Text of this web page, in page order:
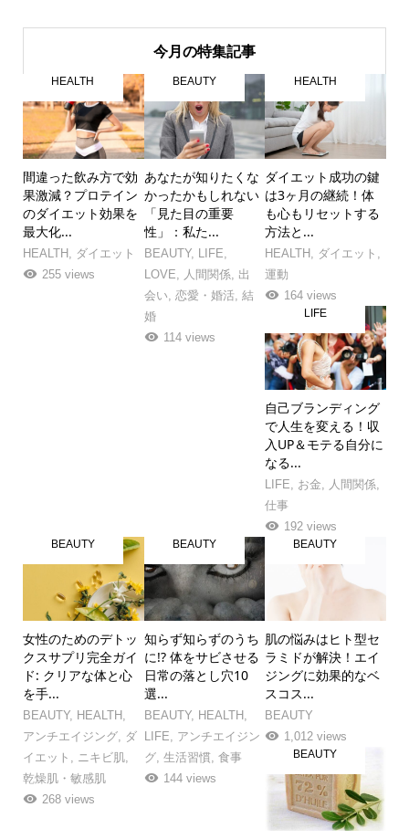
今月の特集記事
間違った飲み方で効
果激減？プロテイン
のダイエット効果を
最大化...
HEALTH,
ダイエット
255 views
HEALTH
あなたが知りたくな
かったかもしれない
「見た目の重要
性」：私た...
BEAUTY, LIFE
LOVE
人間関係
出
会い 恋愛・婚活, 結
婚
114 views
BEAUTY
ダイエット成功の鍵
は3ヶ月の継続！体
も心もリセットする
方法と...
HEALTH ダイエット
運動
164 views
HEALTH
自己ブランディング
で人生を変える！収
入UP＆モテる自分に
なる...
LIFE お金 人間関係
仕事
192 views
LIFE
女性のためのデトッ
クスサプリ完全ガイ
ド: クリアな体と心
を手...
BEAUTY, HEALTH ,
アンチエイジング, ダ
イエット , ニキビ肌,
乾燥肌・敏感肌
268 views
BEAUTY
知らず知らずのうち
に!? 体をサビさせる
日常の落とし穴10
選...
BEAUTY, HEALTH ,
LIFE, アンチエイジン
グ, 生活習慣, 食事
144 views
BEAUTY
肌の悩みはヒト型セ
ラミドが解決！エイ
ジングに効果的なベ
スコス...
BEAUTY
1,012 views
BEAUTY
BEAUTY